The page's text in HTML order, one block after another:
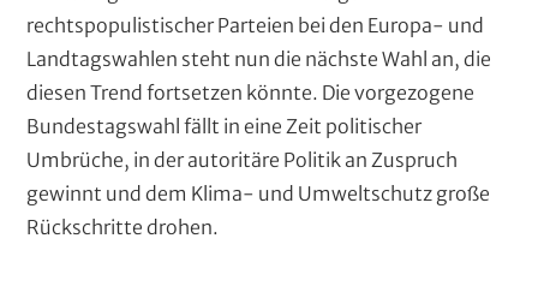
r
(
o
m
p
t
e
e
x
t
rechtspopulistischer Parteien bei den Europa- und
Landtagswahlen steht nun die nächste Wahl an, die
diesen Trend fortsetzen könnte. Die vorgezogene
Bundestagswahl fällt in eine Zeit politischer
Umbrüche, in der autoritäre Politik an Zuspruch
gewinnt und dem Klima- und Umweltschutz große
Rückschritte drohen.